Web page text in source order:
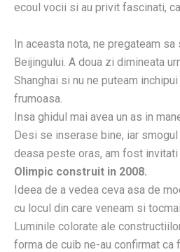
ecoul vocii si au privit fascinati,
In aceasta nota, ne pregateam sa
Beijingului. A doua zi dimineata
Shanghai si nu ne puteam
frumoasa.
Insa ghidul mai avea un as in
Desi se inserase bine, iar
deasa peste oras, am fost
Olimpic construit in 2008.
Ideea de a vedea ceva asa de
cu locul din care veneam si
Luminile colorate ale
forma de cuib ne-au confirmat ca